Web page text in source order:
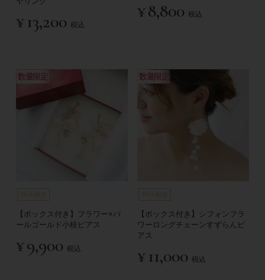
¥ 13,200 税込
¥8,800 税込
数量限定
【ボックス付き】フラワー×パ
ールゴールド小枝ピアス
¥9,900 税込
数量限定
【ボックス付き】シフォンフラ
ワーロングチェーンすずらんピ
アス
¥ 11,000 税込